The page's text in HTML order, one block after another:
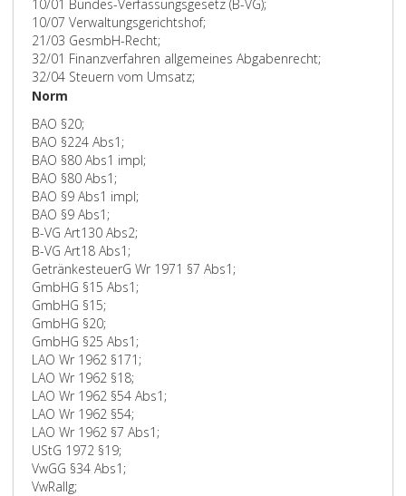
10/01 Bundes-Verfassungsgesetz (B-VG);
10/07 Verwaltungsgerichtshof;
21/03 GesmbH-Recht;
32/01 Finanzverfahren allgemeines Abgabenrecht;
32/04 Steuern vom Umsatz;
Norm
BAO §20;
BAO §224 Abs1;
BAO §80 Abs1 impl;
BAO §80 Abs1;
BAO §9 Abs1 impl;
BAO §9 Abs1;
B-VG Art130 Abs2;
B-VG Art18 Abs1;
GetränkesteuerG Wr 1971 §7 Abs1;
GmbHG §15 Abs1;
GmbHG §15;
GmbHG §20;
GmbHG §25 Abs1;
LAO Wr 1962 §171;
LAO Wr 1962 §18;
LAO Wr 1962 §54 Abs1;
LAO Wr 1962 §54;
LAO Wr 1962 §7 Abs1;
UStG 1972 §19;
VwGG §34 Abs1;
VwRallg;